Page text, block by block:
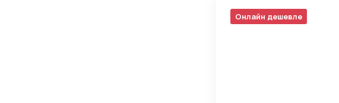
Онлайн дешевле